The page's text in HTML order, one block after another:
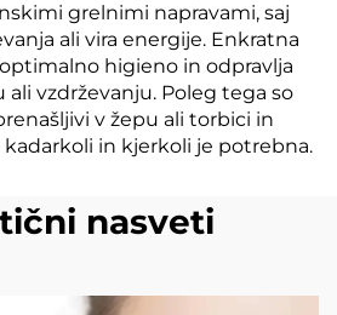
grelnimi napravami, saj
ali vira energije. Enkratna
higieno in odpravlja
vzdrževanju. Poleg tega so
v žepu ali torbici in
in kjerkoli je potrebna.
nasveti